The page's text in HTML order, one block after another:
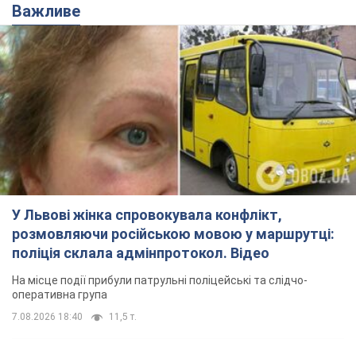
Важливе
У Львові жінка спровокувала конфлікт,
розмовляючи російською мовою у маршрутці:
поліція склала адмінпротокол. Відео
На місце події прибули патрульні поліцейські та слідчо-
оперативна група
7.08.2026 18:40 11,5 т.